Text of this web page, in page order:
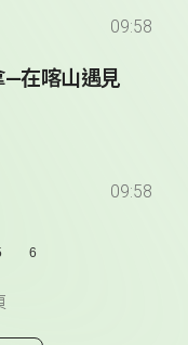
09:58
—在喀山遇見
09:58
6